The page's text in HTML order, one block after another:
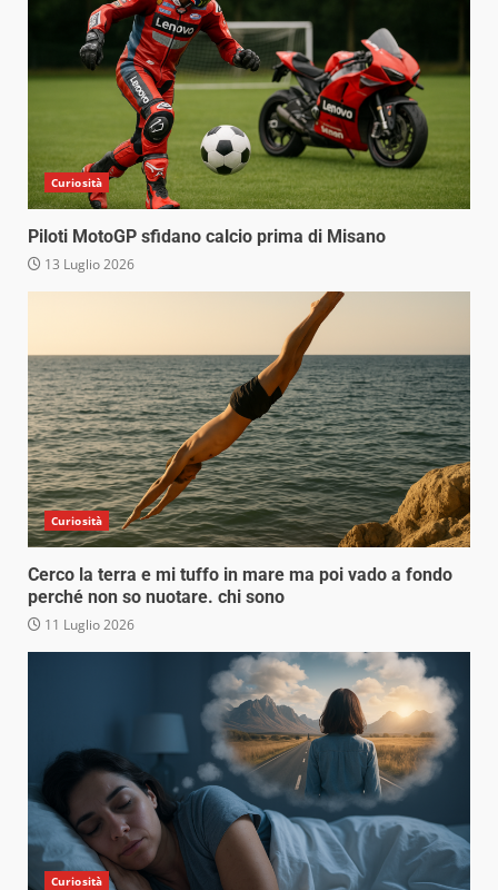
Curiosità
Piloti MotoGP sfidano calcio prima di Misano
13 Luglio 2026
Curiosità
Cerco la terra e mi tuffo in mare ma poi vado a fondo
perché non so nuotare. chi sono
11 Luglio 2026
Curiosità